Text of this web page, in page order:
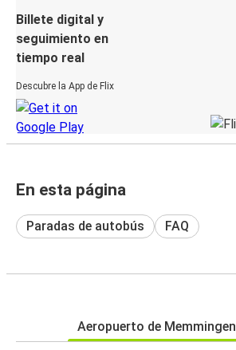
Billete digital y
seguimiento en
tiempo real
Descubre la App de Flix
En esta página
Paradas de autobús FAQ
Aeropuerto de Memmingen